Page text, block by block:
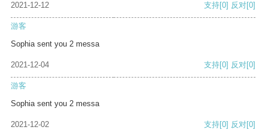
2021-12-12 支持[0] 反对[0]
游客
Sophia sent you 2 messa
2021-12-04 支持[0] 反对[0]
游客
Sophia sent you 2 messa
2021-12-02 支持[0] 反对[0]